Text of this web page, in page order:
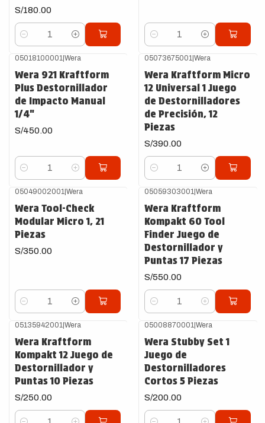
S/180.00
Cantidad Cantidad
05018100001| Wera
Wera 921 Kraftform
Plus Destornillador
de Impacto Manual
1/4"
S/450.00
Cantidad
05073675001 Wera
Wera Kraftform Micro
12 Universal 1 Juego
de Destornilladores
de Precisión, 12
Piezas
S/390.00
Cantidad
05049002001| Wera
Wera Tool-Check
Modular Micro 1, 21
Piezas
S/350.00
Cantidad
05059303001 Wera
Wera Kraftform
Kompakt 60 Tool
Finder Juego de
Destornillador y
Puntas 17 Piezas
S/550.00
Cantidad
05135942001| Wera
Wera Kraftform
Kompakt 12 Juego de
Destornillador y
Puntas 10 Piezas
S/250.00
05008870001 Wera
Wera Stubby Set 1
Juego de
Destornilladores
Cortos 5 Piezas
S/200.00